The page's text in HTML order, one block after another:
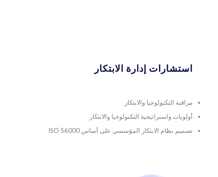
استشارات إدارة الابتكار
مراقبة التكنولوجيا والابتكار
أولويات واستراتيجية التكنولوجيا والابتكار
تصميم نظام الابتكار المؤسسي على أساس ISO 56000